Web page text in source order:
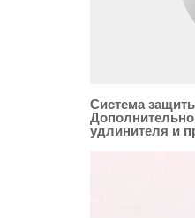
Система
Дополнительно
удлинителя и